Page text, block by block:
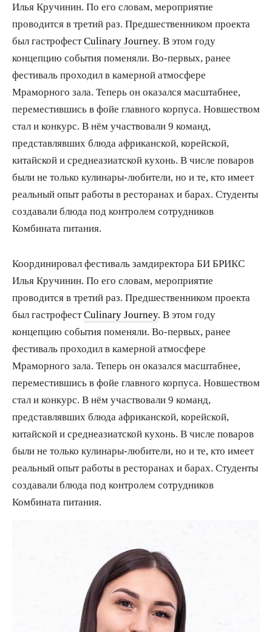
Илья Кручинин. По его словам, мероприятие
проводится в третий раз. Предшественником проекта
был гастрофестСulinary Journey. В этом году
концепцию события поменяли. Во-первых, ранее
фестиваль проходил в камерной атмосфере
Мраморного зала. Теперь он оказался масштабнее,
переместившись в фойе главного корпуса. Новшеством
стал и конкурс. В нём участвовали 9 команд,
представлявших блюда африканской, корейской,
китайской и среднеазиатской кухонь. В числе поваров
были не только кулинары-любители, но и те, кто имеет
реальный опыт работы в ресторанах и барах. Студенты
создавали блюда под контролем сотрудников
Комбината питания.
Координировал фестиваль замдиректора БИ БРИКС
Илья Кручинин. По его словам, мероприятие
проводится в третий раз. Предшественником проекта
был гастрофестСulinary Journey. В этом году
концепцию события поменяли. Во-первых, ранее
фестиваль проходил в камерной атмосфере
Мраморного зала. Теперь он оказался масштабнее,
переместившись в фойе главного корпуса. Новшеством
стал и конкурс. В нём участвовали 9 команд,
представлявших блюда африканской, корейской,
китайской и среднеазиатской кухонь. В числе поваров
были не только кулинары-любители, но и те, кто имеет
реальный опыт работы в ресторанах и барах. Студенты
создавали блюда под контролем сотрудников
Комбината питания.